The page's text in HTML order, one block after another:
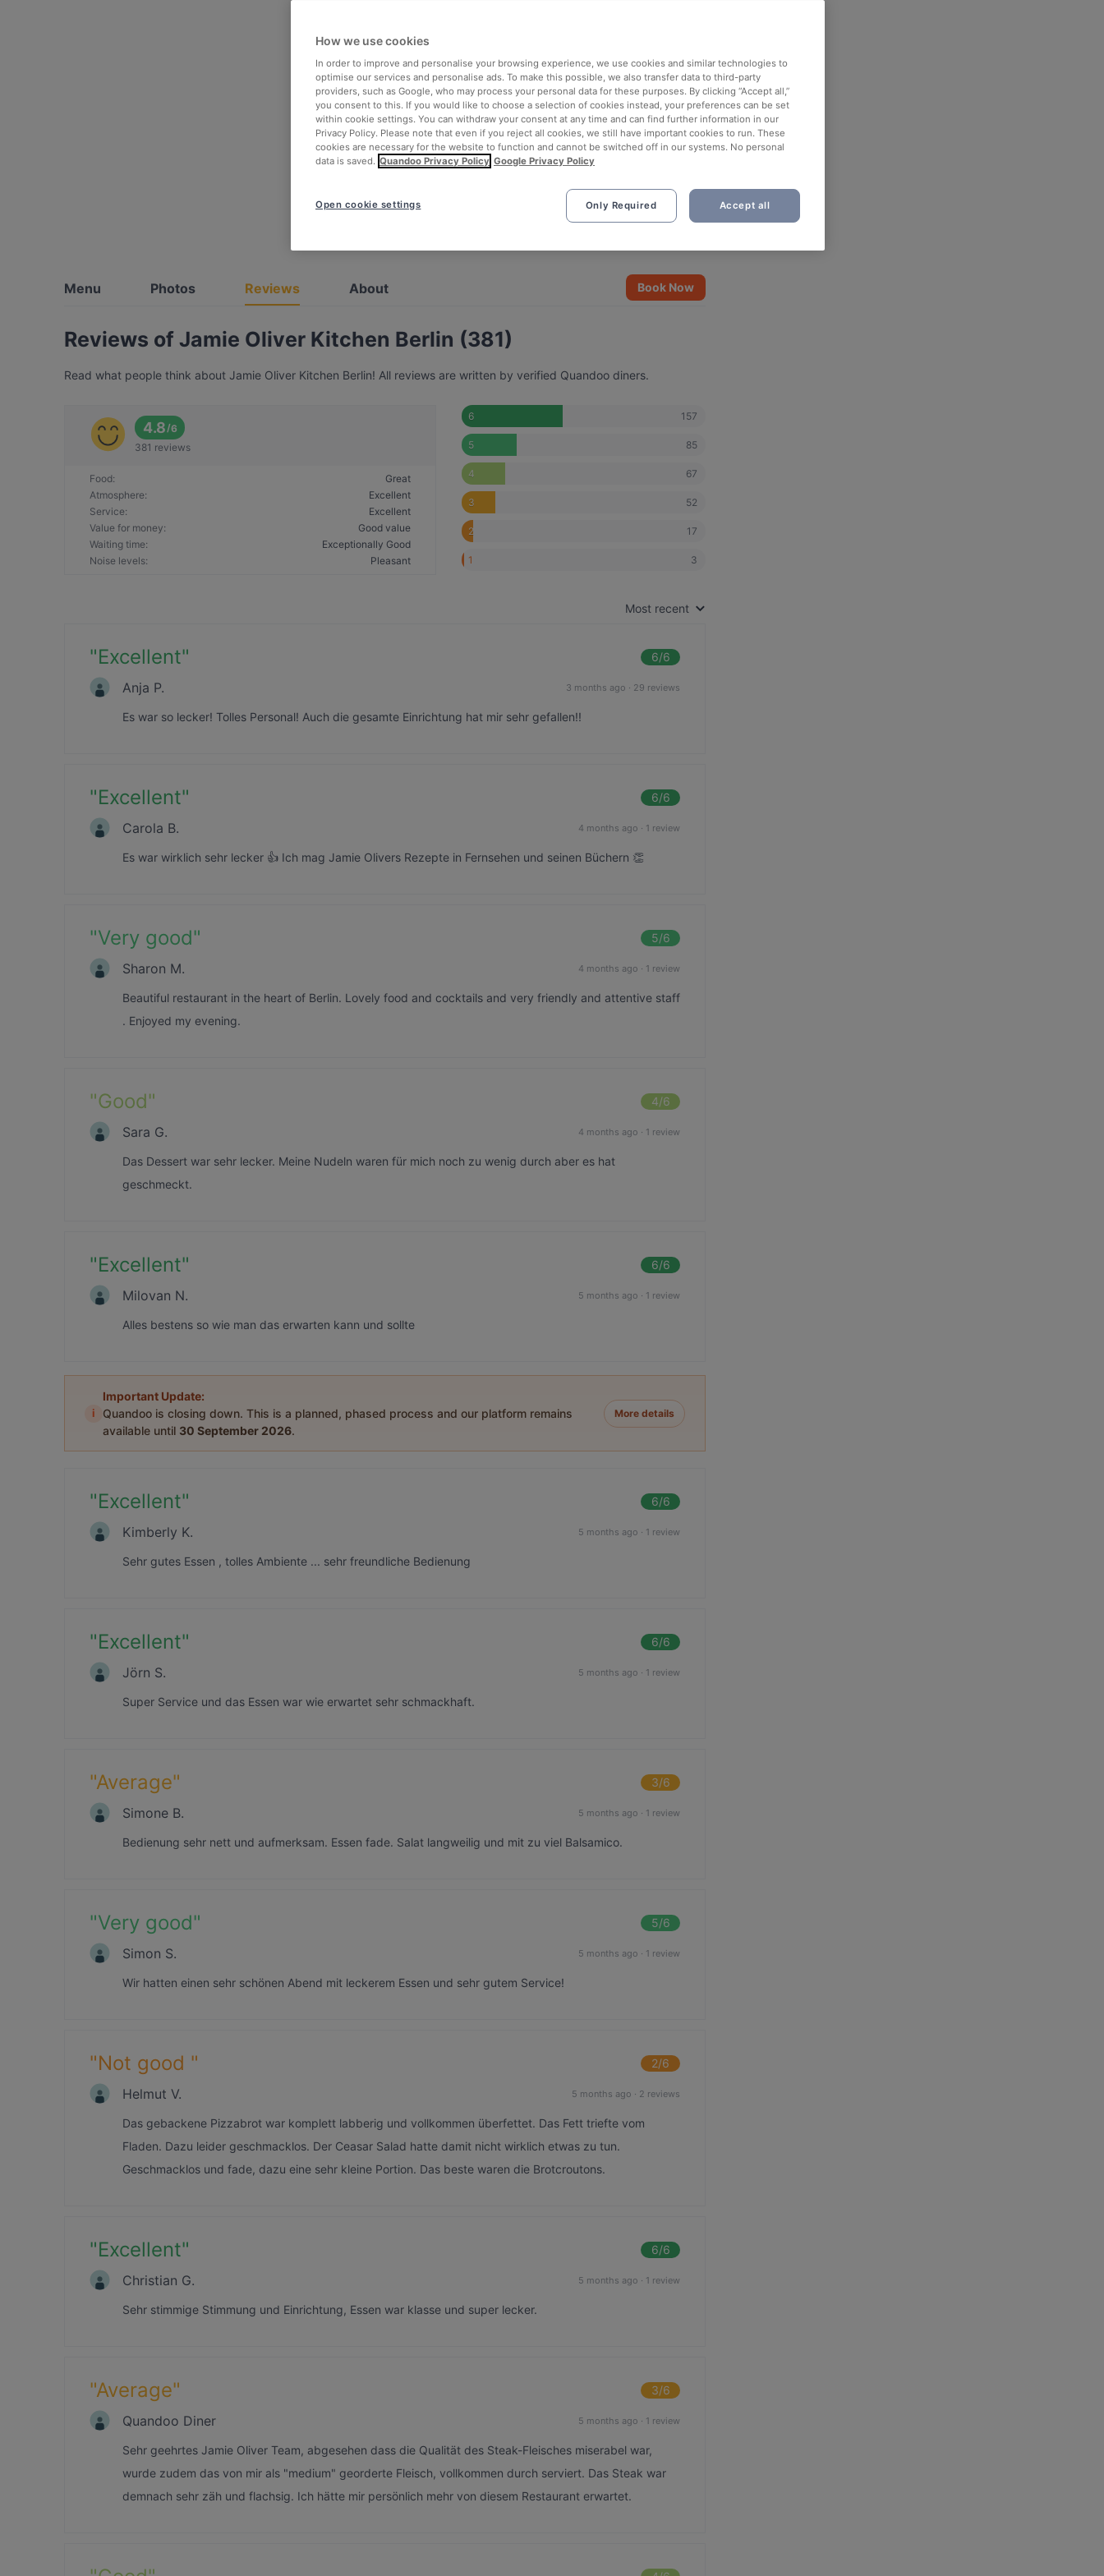
Menu Photos Reviews About Book Now
Reviews of Jamie Oliver Kitchen Berlin (381)
Read what people think about Jamie Oliver Kitchen Berlin! All reviews are written by verified Quandoo diners.
4.8/6
381 reviews
Food:
Great
Atmosphere:
Excellent
Service:
Excellent
Value for money:
Good value
Waiting time:
Exceptionally Good
Noise levels: Pleasant
6 157
5 85
4 67
3 52
2 17
1 3
Most recent
"Excellent" 6/6
Anja P. 3 months ago · 29 reviews
Es war so lecker! Tolles Personal! Auch die gesamte Einrichtung hat mir sehr gefallen!!
"Excellent" 6/6
Carola B. 4 months ago · 1 review
Es war wirklich sehr lecker 👍 Ich mag Jamie Olivers Rezepte in Fernsehen und seinen Büchern 👏
"Very good" 5/6
Sharon M. 4 months ago · 1 review
Beautiful restaurant in the heart of Berlin. Lovely food and cocktails and very friendly and attentive staff
. Enjoyed my evening.
"Good" 4/6
Sara G. 4 months ago · 1 review
Das Dessert war sehr lecker. Meine Nudeln waren für mich noch zu wenig durch aber es hat
geschmeckt.
"Excellent" 6/6
Milovan N. 5 months ago · 1 review
Alles bestens so wie man das erwarten kann und sollte
i
Important Update:
Quandoo is closing down. This is a planned, phased process and our platform remains
available until 30 September 2026.
More details
"Excellent" 6/6
Kimberly K. 5 months ago · 1 review
Sehr gutes Essen , tolles Ambiente ... sehr freundliche Bedienung
"Excellent" 6/6
Jörn S. 5 months ago · 1 review
Super Service und das Essen war wie erwartet sehr schmackhaft.
"Average" 3/6
Simone B. 5 months ago · 1 review
Bedienung sehr nett und aufmerksam. Essen fade. Salat langweilig und mit zu viel Balsamico.
"Very good" 5/6
Simon S. 5 months ago · 1 review
Wir hatten einen sehr schönen Abend mit leckerem Essen und sehr gutem Service!
"Not good " 2/6
Helmut V. 5 months ago · 2 reviews
Das gebackene Pizzabrot war komplett labberig und vollkommen überfettet. Das Fett triefte vom
Fladen. Dazu leider geschmacklos. Der Ceasar Salad hatte damit nicht wirklich etwas zu tun.
Geschmacklos und fade, dazu eine sehr kleine Portion. Das beste waren die Brotcroutons.
"Excellent" 6/6
Christian G. 5 months ago · 1 review
Sehr stimmige Stimmung und Einrichtung, Essen war klasse und super lecker.
"Average" 3/6
Quandoo Diner 5 months ago · 1 review
Sehr geehrtes Jamie Oliver Team, abgesehen dass die Qualität des Steak-Fleisches miserabel war,
wurde zudem das von mir als "medium" georderte Fleisch, vollkommen durch serviert. Das Steak war
demnach sehr zäh und flachsig. Ich hätte mir persönlich mehr von diesem Restaurant erwartet.
How we use cookies
In order to improve and personalise your browsing experience, we use cookies and similar technologies to
optimise our services and personalise ads. To make this possible, we also transfer data to third-party
providers, such as Google, who may process your personal data for these purposes. By clicking “Accept all,”
you consent to this. If you would like to choose a selection of cookies instead, your preferences can be set
within cookie settings. You can withdraw your consent at any time and can find further information in our
Privacy Policy. Please note that even if you reject all cookies, we still have important cookies to run. These
cookies are necessary for the website to function and cannot be switched off in our systems. No personal
data is saved. Quandoo Privacy Policy Google Privacy Policy
Only Required Accept all
Open cookie settings